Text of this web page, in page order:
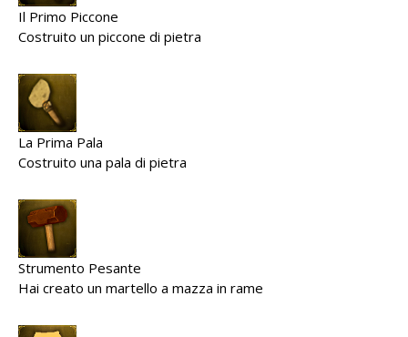
Il Primo Piccone
Costruito un piccone di pietra
La Prima Pala
Costruito una pala di pietra
Strumento Pesante
Hai creato un martello a mazza in rame